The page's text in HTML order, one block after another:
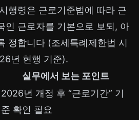
행령은 근로기준법에 따라 근
인 근로자를 기본으로 보되, 아
정합니다 (조세특례제한법 시
년 현행 기준).
실무에서 보는 포인트
2026년 개정 후 “근로기간” 기
준 확인 필요